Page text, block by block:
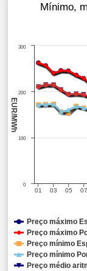
EUR/MWh
Mínimo,
01 03 05 07
0
100
200
300
Preço máximo
Preço máximo
Preço mínimo
Preço mínimo
Preço médio